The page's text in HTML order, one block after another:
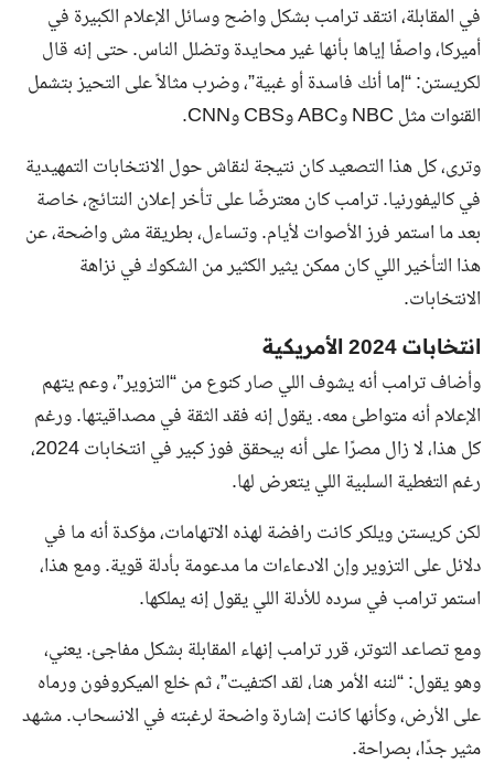
في المقابلة، انتقد ترامب بشكل واضح وسائل الإعلام الكبيرة في
أميركا، واصفًا إياها بأنها غير محايدة وتضلل الناس. حتى إنه قال
لكريستن: “إما أنك فاسدة أو غبية”، وضرب مثالاً على التحيز بتشمل
القنوات مثل NBC وABC وCBS وCNN.
وترى، كل هذا التصعيد كان نتيجة لنقاش حول الانتخابات التمهيدية
في كاليفورنيا. ترامب كان معترضًا على تأخر إعلان النتائج، خاصة
بعد ما استمر فرز الأصوات لأيام. وتساءل، بطريقة مش واضحة، عن
هذا التأخير اللي كان ممكن يثير الكثير من الشكوك في نزاهة
الانتخابات.
انتخابات 2024 الأمريكية
وأضاف ترامب أنه يشوف اللي صار كنوع من “التزوير”، وعم يتهم
الإعلام أنه متواطئ معه. يقول إنه فقد الثقة في مصداقيتها. ورغم
كل هذا، لا زال مصرًا على أنه بيحقق فوز كبير في انتخابات 2024،
رغم التغطية السلبية اللي يتعرض لها.
لكن كريستن ويلكر كانت رافضة لهذه الاتهامات، مؤكدة أنه ما في
دلائل على التزوير وإن الادعاءات ما مدعومة بأدلة قوية. ومع هذا،
استمر ترامب في سرده للأدلة اللي يقول إنه يملكها.
ومع تصاعد التوتر، قرر ترامب إنهاء المقابلة بشكل مفاجئ. يعني،
وهو يقول: “لننه الأمر هنا، لقد اكتفيت”، ثم خلع الميكروفون ورماه
على الأرض، وكأنها كانت إشارة واضحة لرغبته في الانسحاب. مشهد
مثير جدًا، بصراحة.